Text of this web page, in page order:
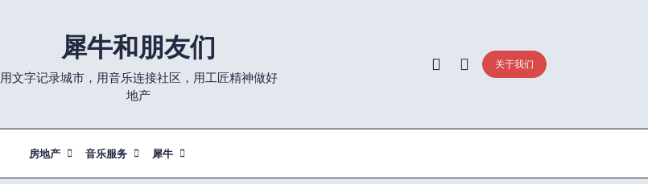
犀牛和朋友们
用文字记录城市，用音乐连接社区，用工匠精神做好
地产
关于我们
房地产 音乐服务 犀牛